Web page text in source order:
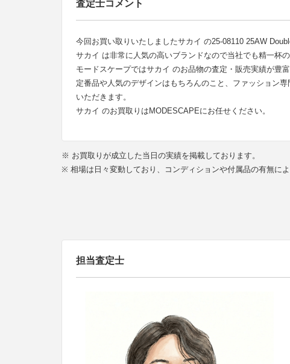
査定士コメント
今回お買い取りいたしましたサカイ の25-08110 25AW
サカイ は非常に人気の高いブランドなので当社でも精一杯
モードスケープではサカイ のお品物の査定・販売実績が豊
定番品や人気のデザインはもちろんのこと、ファッション
いただきます。
サカイ のお買取りはMODESCAPEにお任せください。
※ お買取りが成立した当日の実績を掲載しております。
※ 相場は日々変動しており、コンディションや付属品の有無に
担当査定士